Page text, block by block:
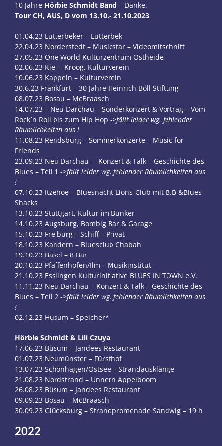
10 Jahre Hörbie Schmidt Band – Danke.
Tour CH, AUS, D vom 13.10.- 21.10.2023
01.04.23 Lutterbeker – Lutterbek
22.04.23 Norderstedt – Musicstar – Videomitschnitt
27.05.23 One World Kulturzentrum Ostheide
02.06.23 Kiel – Kroog, Kulturverein
10.06.23 Kappeln – Kulturverein
30.6.23 Frankfurt – 30 Jahre Heinrich Böll Stiftung
08.07.23 Bosau – McBraasch
14.07.23 – Neu Darchau – Sonderkonzert & Vortrag – Vom
Rock´n Roll bis zum Hip Hop ->fällt leider wg. fehlender
Räumlichkeiten aus !
11.08.23 Rendsburg – Sommerkonzerte – Music for
Friends
23.09.23 Neu Darchau – Konzert & Talk – Geschichte des
Blues – Teil 1 ->fällt leider wg. fehlender Räumlichkeiten aus
!
07.10.23 Itzehoe – Bluesnacht Lions-Club mit B.B &Blues
Shacks
13.10.23 Stuttgart, Kultur im Bunker
14.10.23 Augsburg, Bombig Bar & Garage
15.10.23 Freiburg – Schiff – Privat
18.10.23 Kandern – Bluesclub Chabah
19.10.23 Basel – 8 Bar
20.10.23 Pfaffenhofen/Ilm – Musikinstitut
21.10.23 Esslingen Kulturinitiative BLUES IN TOWN e.V.
11.11.23 Neu Darchau – Konzert & Talk – Geschichte des
Blues – Teil 2 ->fällt leider wg. fehlender Räumlichkeiten aus
!
02.12.23 Husum – Speicher*
Hörbie Schmidt & Lili Czuya
17.06.23 Büsum – Jandees Restaurant
01.07.23 Neumünster – Fürsthof
13.07.23 Schönhagen/Ostsee – Strandausklänge
21.08.23 Nordstrand – Unnern Appelboom
26.08.23 Büsum – Jandees Restaurant
09.09.23 Bosau – McBraasch
30.09.23 Glücksburg – Strandpromenade Sandwig – 19 h
2022